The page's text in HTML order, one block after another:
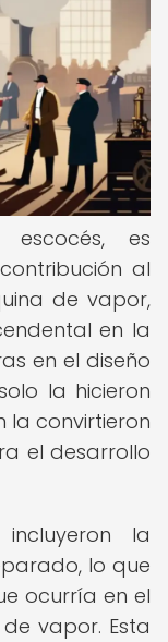
escocés, es
al
de vapor,
en la
en el diseño
la hicieron
la convirtieron
el desarrollo
la
lo que
ocurría en el
vapor. Esta